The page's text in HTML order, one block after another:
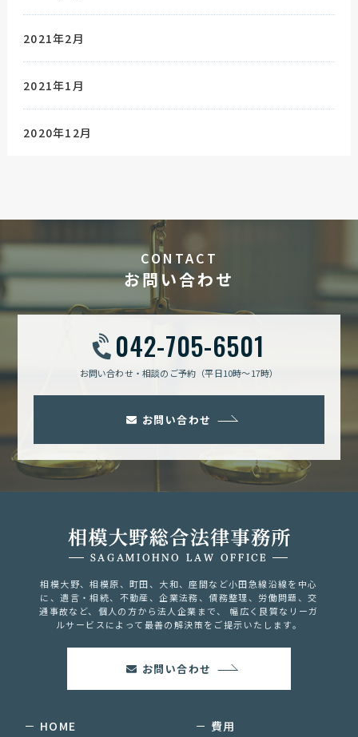
2021年2月
2021年1月
2020年12月
CONTACT
お問い合わせ
042-705-6501
お問い合わせ・相談のご予約（平日10時～17時）
お問い合わせ
相模大野、相模原、町田、大和、座間など小田急線沿線を中心
に、遺言・相続、不動産、企業法務、債務整理、労働問題、交
通事故など、 個人の方から法人企業まで、 幅広く良質なリーガ
ルサービスによって最善の解決策をご提示いたします。
お問い合わせ
HOME 費用